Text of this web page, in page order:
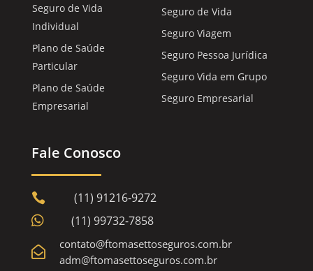
Seguro de Vida
Individual
Plano de Saúde
Particular
Plano de Saúde
Empresarial
Seguro de Vida
Seguro Viagem
Seguro Pessoa Jurídica
Seguro Vida em Grupo
Seguro Empresarial
Fale Conosco
 (11) 91216-9272
 (11) 99732-7858

contato@ftomasettoseguros.com.br
adm@ftomasettoseguros.com.br